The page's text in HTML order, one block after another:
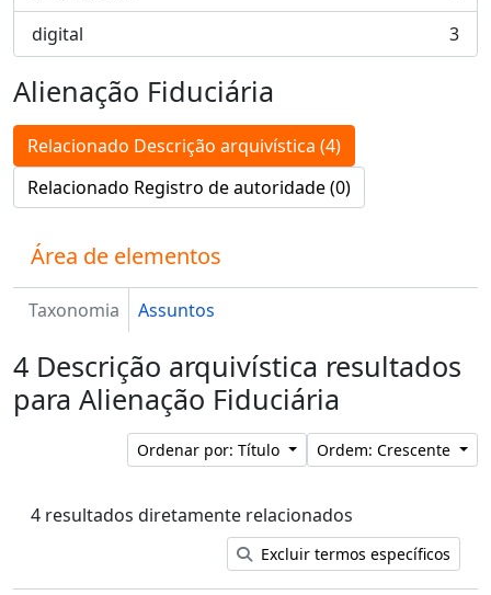
digital
, 3 resultados 3
Alienação Fiduciária
Relacionado Descrição arquivística (4)
Relacionado Registro de autoridade (0)
Área de elementos
Taxonomia Assuntos
4 Descrição arquivística resultados
para Alienação Fiduciária
Ordenar por: Título Ordem: Crescente
4 resultados diretamente relacionados
Excluir termos específicos